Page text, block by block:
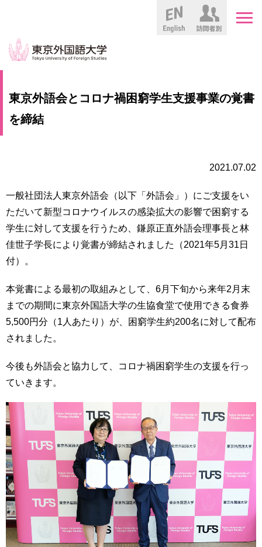
English
大
部・
学
院
／
教
育
研
究
社
携
報
組
織
お
問
い
合
験
生
の
生
方
保
護
者
方
卒
生
方
域
の
方
教
職
員
専
用
東京外語会とコロナ禍困窮学生支援事業の覚書
を締結
2021.07.02
一般社団法人東京外語会（以下「外語会」）にご支援をい
ただいて新型コロナウイルスの感染拡大の影響で困窮する
学生に対して支援を行うため、鎌原正直外語会理事長と林
佳世子学長により覚書が締結されました（2021年5月31日
付）。
本覚書による最初の取組みとして、6月下旬から来年2月末
までの期間に東京外国語大学の生協食堂で使用できる食券
5,500円分（1人あたり）が、困窮学生約200名に対して配布
されました。
今後も外語会と協力して、コロナ禍困窮学生の支援を行っ
ていきます。